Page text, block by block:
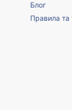
Блог
Правила